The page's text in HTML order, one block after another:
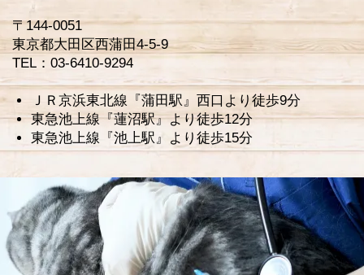
〒144-0051
東京都大田区西蒲田4-5-9
TEL：03-6410-9294
ＪＲ京浜東北線『蒲田駅』西口より徒歩9分
東急池上線『蓮沼駅』より徒歩12分
東急池上線『池上駅』より徒歩15分